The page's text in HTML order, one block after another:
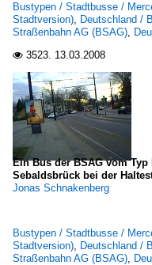
Bustypen / Stadtbusse /
Stadtversion), Deutschland /
Straßenbahn AG (BSAG),
 3523. 13.03.2008
Ein Bus der BSAG vom Typ
Sebaldsbrück bei der
Jonas Schnakenberg
Bustypen / Stadtbusse /
Stadtversion), Deutschland /
Straßenbahn AG (BSAG),